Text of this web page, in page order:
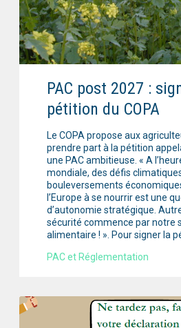
PAC post 2027 :
pétition du COPA
Le COPA propose aux
prendre part à la pétition
une PAC ambitieuse. « A
mondiale, des défis
bouleversements
l’Europe à se nourrir est une
d’autonomie stratégique.
sécurité commence par notre
alimentaire ! ». Pour signer la
PAC et Réglementation